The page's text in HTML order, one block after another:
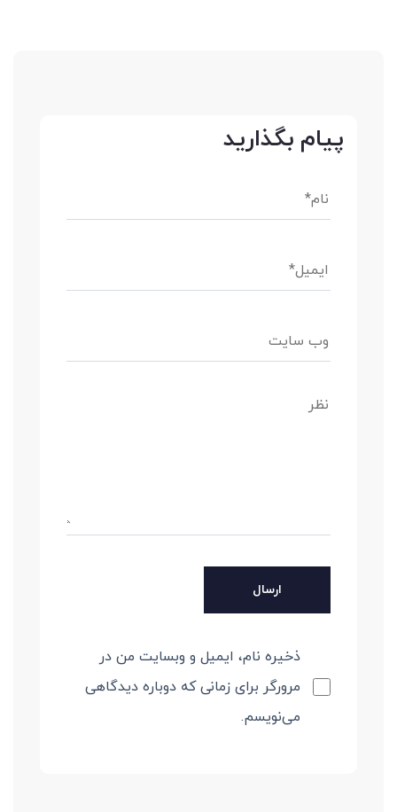
پیام بگذارید
ذخیره نام، ایمیل و وبسایت من در
مرورگر برای زمانی که دوباره دیدگاهی
می‌نویسم.